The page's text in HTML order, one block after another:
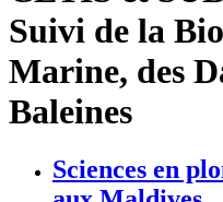
Suivi de la
Marine, des
Baleines
Sciences en